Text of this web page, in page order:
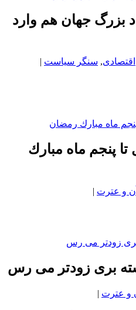
بزرگ جهان هم وارد
اقتصادی, سنگر سیاست |
تا پنجم ماه مبارك
و عترت |
بری زودتر می رس
و عترت |